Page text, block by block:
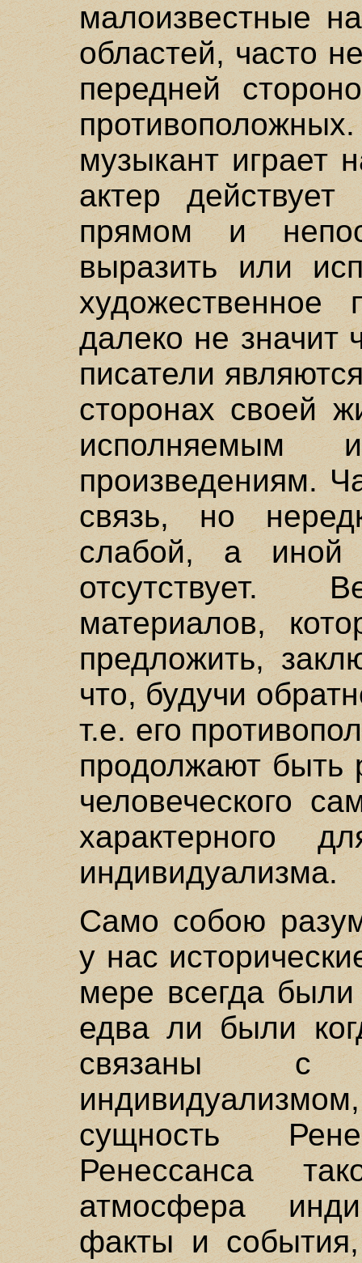
малоизвестные
областей, часто
передней
музыкант играет
актер
прямом и
выразить или
художественное
далеко не значит
писатели
сторонах своей
исполняемым
произведениям.
связь, но
слабой, а
материалов,
предложить,
что, будучи
т.е. его
продолжают быть
человеческого
характерного
индивидуализма.
Само собою
у нас
мере всегда
едва ли были
связаны с
сущность
Ренессанса
атмосфера
факты и